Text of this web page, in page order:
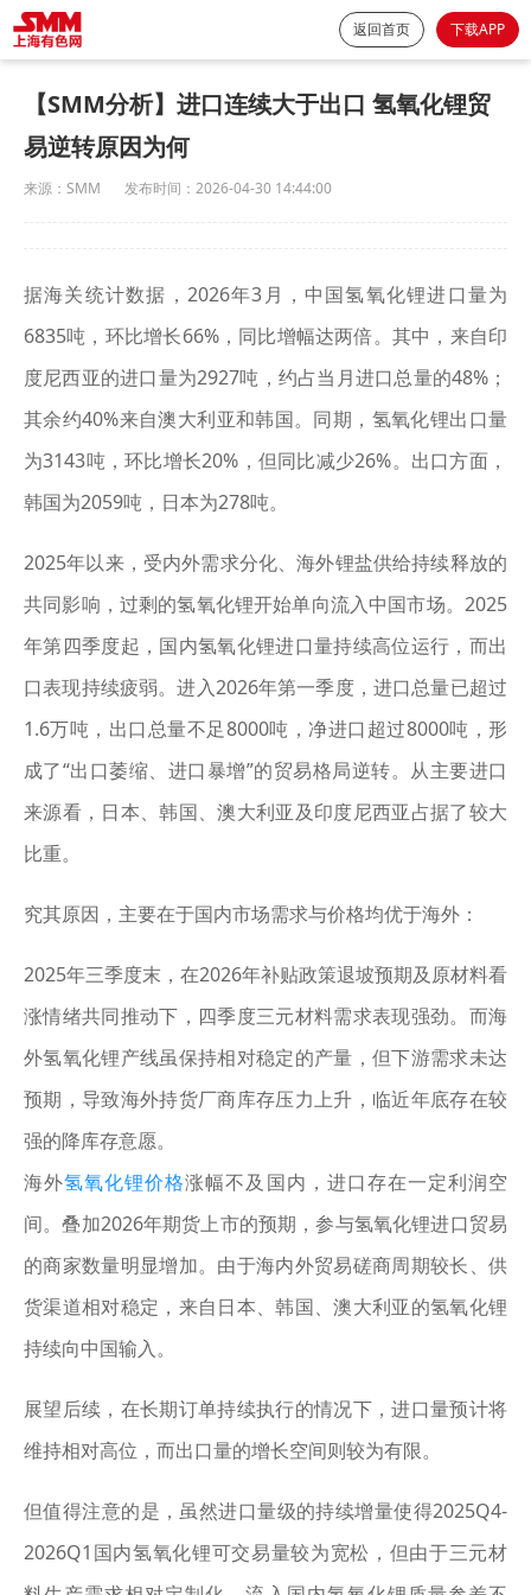
返回首页 下载APP
【SMM分析】进口连续大于出口 氢氧化锂贸
易逆转原因为何
来源： SMM 发布时间： 2026-04-30 14:44:00
据海关统计数据，2026年3月，中国氢氧化锂进口量为
6835吨，环比增长66%，同比增幅达两倍。其中，来自印
度尼西亚的进口量为2927吨，约占当月进口总量的48%；
其余约40%来自澳大利亚和韩国。同期，氢氧化锂出口量
为3143吨，环比增长20%，但同比减少26%。出口方面，
韩国为2059吨，日本为278吨。
2025年以来，受内外需求分化、海外锂盐供给持续释放的
共同影响，过剩的氢氧化锂开始单向流入中国市场。2025
年第四季度起，国内氢氧化锂进口量持续高位运行，而出
口表现持续疲弱。进入2026年第一季度，进口总量已超过
1.6万吨，出口总量不足8000吨，净进口超过8000吨，形
成了“出口萎缩、进口暴增”的贸易格局逆转。从主要进口
来源看，日本、韩国、澳大利亚及印度尼西亚占据了较大
比重。
究其原因，主要在于国内市场需求与价格均优于海外：
2025年三季度末，在2026年补贴政策退坡预期及原材料看
涨情绪共同推动下，四季度三元材料需求表现强劲。而海
外氢氧化锂产线虽保持相对稳定的产量，但下游需求未达
预期，导致海外持货厂商库存压力上升，临近年底存在较
强的降库存意愿。
海外氢氧化锂价格涨幅不及国内，进口存在一定利润空
间。叠加2026年期货上市的预期，参与氢氧化锂进口贸易
的商家数量明显增加。由于海内外贸易磋商周期较长、供
货渠道相对稳定，来自日本、韩国、澳大利亚的氢氧化锂
持续向中国输入。
展望后续，在长期订单持续执行的情况下，进口量预计将
维持相对高位，而出口量的增长空间则较为有限。
但值得注意的是，虽然进口量级的持续增量使得2025Q4-
2026Q1国内氢氧化锂可交易量较为宽松，但由于三元材